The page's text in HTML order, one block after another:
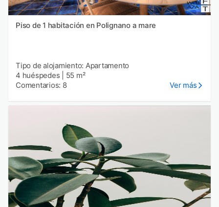
Piso de 1 habitación en Polignano a mare
Tipo de alojamiento: Apartamento
4 huéspedes
55 m²
Comentarios: 8
Ver más